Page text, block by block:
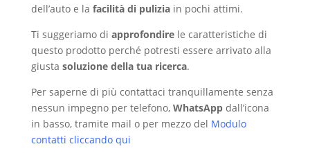
dell’auto e la facilità di puliziain pochi attimi.
Ti suggeriamo di approfondirele caratteristiche di
questo prodotto perché potresti essere arrivato alla
giusta soluzione della tua ricerca.
Per saperne di più contattaci tranquillamente senza
nessun impegno per telefono, WhatsAppdall’icona
in basso, tramite mail o per mezzo del Modulo
contatti cliccando qui